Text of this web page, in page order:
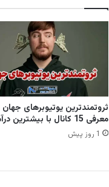
معرفی 15 کانال با بیشترین درآمد
1 روز پیش